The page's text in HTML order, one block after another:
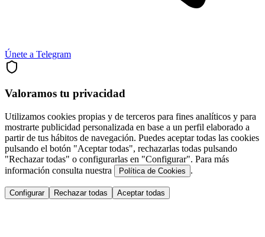
Únete a Telegram
Valoramos tu privacidad
Utilizamos cookies propias y de terceros para fines analíticos y para
mostrarte publicidad personalizada en base a un perfil elaborado a
partir de tus hábitos de navegación. Puedes aceptar todas las cookies
pulsando el botón "Aceptar todas", rechazarlas todas pulsando
"Rechazar todas" o configurarlas en "Configurar". Para más
información consulta nuestra
Política de Cookies .
Configurar Rechazar todas Aceptar todas